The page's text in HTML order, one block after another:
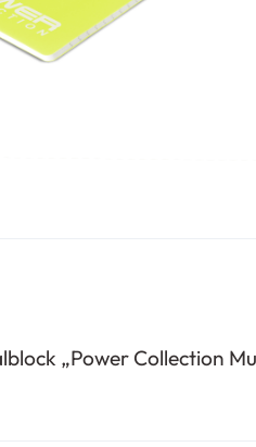
„Power Collection